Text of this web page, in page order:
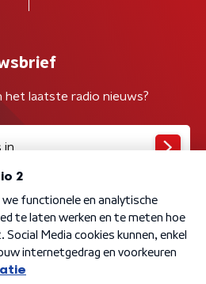
laatste radio nieuws?